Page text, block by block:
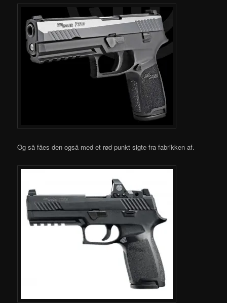
Og så fåes den også med et rød punkt sigte fra fabrikken af.